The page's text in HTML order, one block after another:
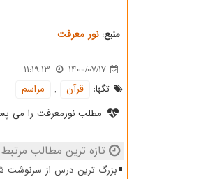
منبع:نور معرفت
1400/07/17
11:19:13
تگها:
قرآن ,
مراسم
مطلب نورمعرفت را می
تازه ترین مطالب مرتبط
بزرگ ترین درس از سرنوشت